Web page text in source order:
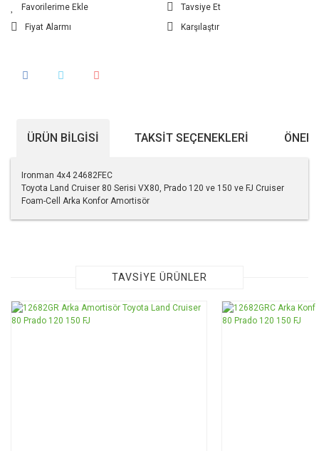
Tavsiye Et
Fiyat Alarmı
Karşılaştır
ÜRÜN BILGISI TAKSIT SEÇENEKLERI
Ironman 4x4 24682FEC
Toyota Land Cruiser 80 Serisi VX80, Prado 120 ve 150 ve FJ Cruiser
Foam-Cell Arka Konfor Amortisör
Görüş ve önerileriniz için teşekkür ederiz.
Ürün resmi kalitesiz, bozuk veya görüntülenemiyor.
TAVSİYE ÜRÜNLER